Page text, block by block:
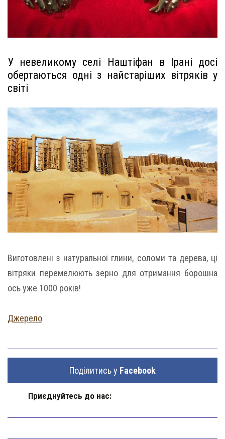
У невеликому селі Наштіфан в Ірані досі
обертаються одні з найстаріших вітряків у
світі
Виготовлені з натуральної глини, соломи та дерева, ці
вітряки перемелюють зерно для отримання борошна
ось уже 1000 років!
Джерело
Поділитись у Facebook
Приєднуйтесь до нас: